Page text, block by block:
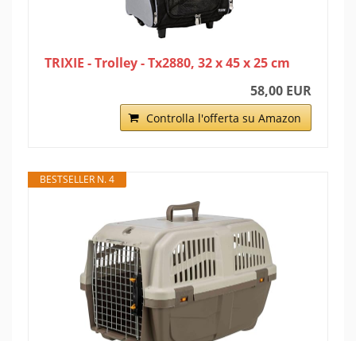
TRIXIE - Trolley - Tx2880, 32 x 45 x 25 cm
58,00 EUR
Controlla l'offerta su Amazon
BESTSELLER N. 4